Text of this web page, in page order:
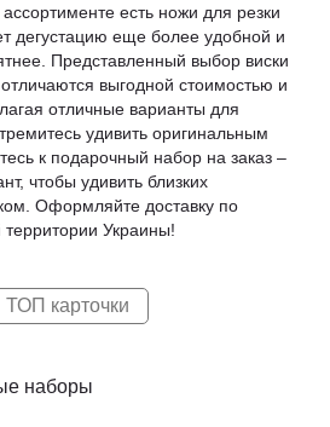
есть ножи для резки
дегустацию еще более удобной и
Представленный выбор виски
отличаются выгодной стоимостью и
отличные варианты для
удивить оригинальным
к подарочный набор на заказ –
чтобы удивить близких
Оформляйте доставку по
Украины!
ТОП карточки
наборы